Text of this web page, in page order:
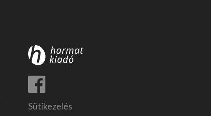
Sütikezelés